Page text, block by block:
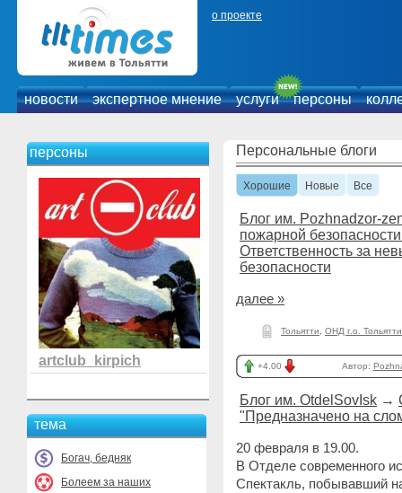
о проекте
новости экспертное мнение услуги персоны
персоны
artclub_kirpich
тема
Богач, бедняк
Болеем за наших
Персональные блоги
Хорошие Новые Все
Блог им. Pozhnadzor-
пожарной
Ответственность за
безопасности
далее »
Тольятти ОНД г.о. Тольятти
+4.00 Автор:
Блог им. OtdelSovIsk →
"Предназначено на
20 февраля в 19.00.
В Отделе современного
Спектакль, побывавший